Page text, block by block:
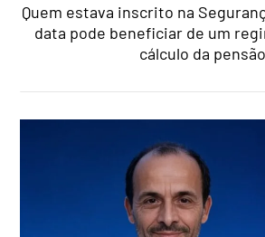
Quem estava inscrito na
data pode beneficiar de um
cálculo da pensão